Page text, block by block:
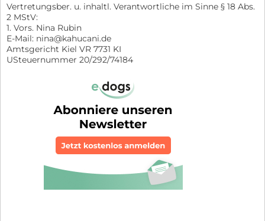
Vertretungsber. u. inhaltl. Verantwortliche im Sinne § 18 Abs.
2 MStV:
1. Vors. Nina Rubin
E-Mail: nina@kahucani.de
Amtsgericht Kiel VR 7731 KI
USteuernummer 20/292/74184